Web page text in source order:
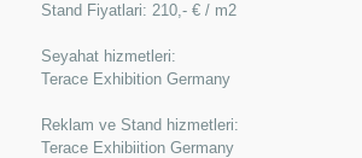
Stand Fiyatlari: 210,- € / m2
Seyahat hizmetleri:
Terace Exhibition Germany
Reklam ve Stand hizmetleri:
Terace Exhibiition Germany